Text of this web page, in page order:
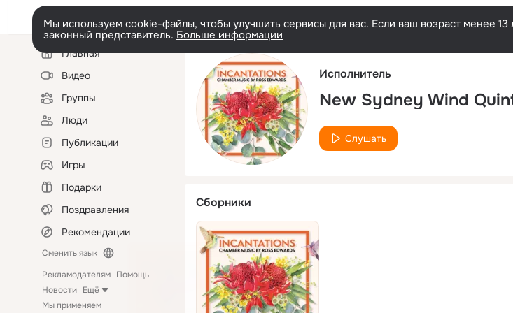
Мы используем cookie-файлы, чтобы улучшить сервисы для вас. Если ваш возраст менее
законный представитель. Больше информации
Левая
колонкаГлавная
Видео
Группы
Люди
Публикации
Игры
Подарки
Поздравления
Рекомендации
Сменить язык
Рекламодателям Помощь
Новости Ещё
Мы применяем
Исполнитель
New Sydney Wind
Слушать
Сборники